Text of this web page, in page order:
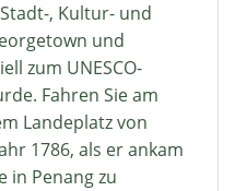
, Kultur- und
und
zum UNESCO-
Fahren Sie am
Landeplatz von
1786, als er ankam
in Penang zu